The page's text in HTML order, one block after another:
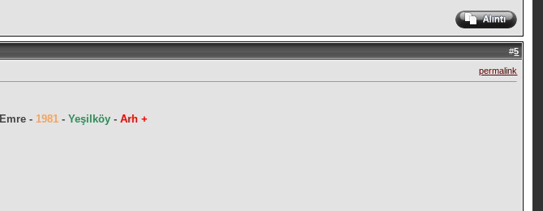
#5
permalink
Emre - 1981 -Yeşilköy -Arh +